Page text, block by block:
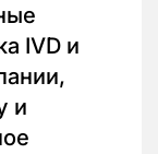
IVD и
и